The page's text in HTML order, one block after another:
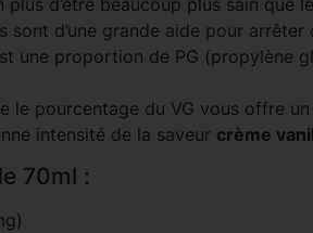
d’une grande aide pour arrêter
une proportion de PG (propylène
le pourcentage du VG vous offre
intensité de la saveur crème
70ml :